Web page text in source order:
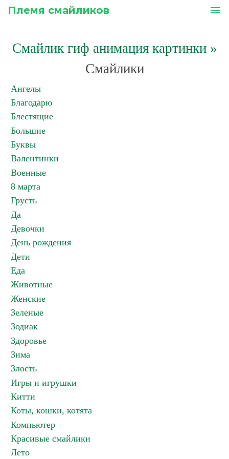
Племя смайликов menu
Смайлик гиф анимация картинки»
Смайлики
Ангелы
Благодарю
Блестящие
Большие
Буквы
Валентинки
Военные
8 марта
Грусть
Да
Девочки
День рождения
Дети
Еда
Животные
Женские
Зеленые
Зодиак
Здоровье
Зима
Злость
Игры и игрушки
Китти
Коты, кошки, котята
Компьютер
Красивые смайлики
Лето